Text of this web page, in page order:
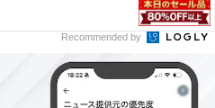
Recommended by